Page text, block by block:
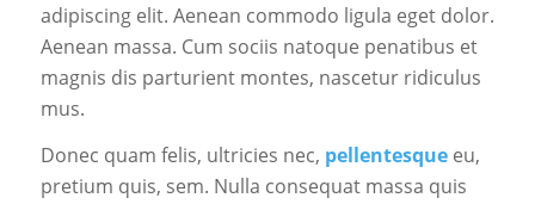
adipiscing elit. Aenean commodo ligula eget dolor.
Aenean massa. Cum sociis natoque penatibus et
magnis dis parturient montes, nascetur ridiculus
mus.
Donec quam felis, ultricies nec, pellentesqueeu,
pretium quis, sem. Nulla consequat massa quis